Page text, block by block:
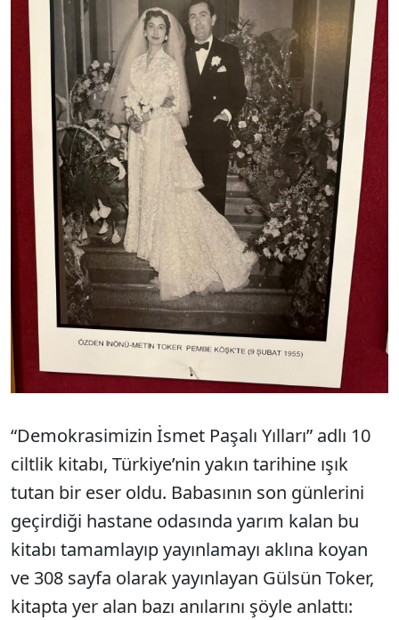
“Demokrasimizin İsmet Paşalı Yılları” adlı 10
ciltlik kitabı, Türkiye’nin yakın tarihine ışık
tutan bir eser oldu. Babasının son günlerini
geçirdiği hastane odasında yarım kalan bu
kitabı tamamlayıp yayınlamayı aklına koyan
ve 308 sayfa olarak yayınlayan Gülsün Toker,
kitapta yer alan bazı anılarını şöyle anlattı: